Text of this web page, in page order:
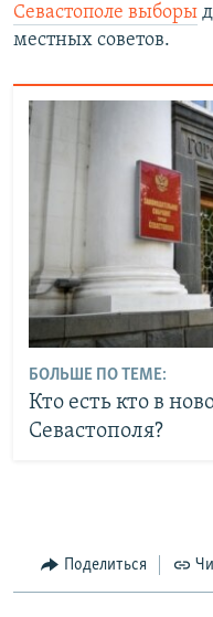
Севастополе выборы
местных советов.
БОЛЬШЕ ПО ТЕМЕ:
Кто есть кто в
Севастополя?
Поделиться